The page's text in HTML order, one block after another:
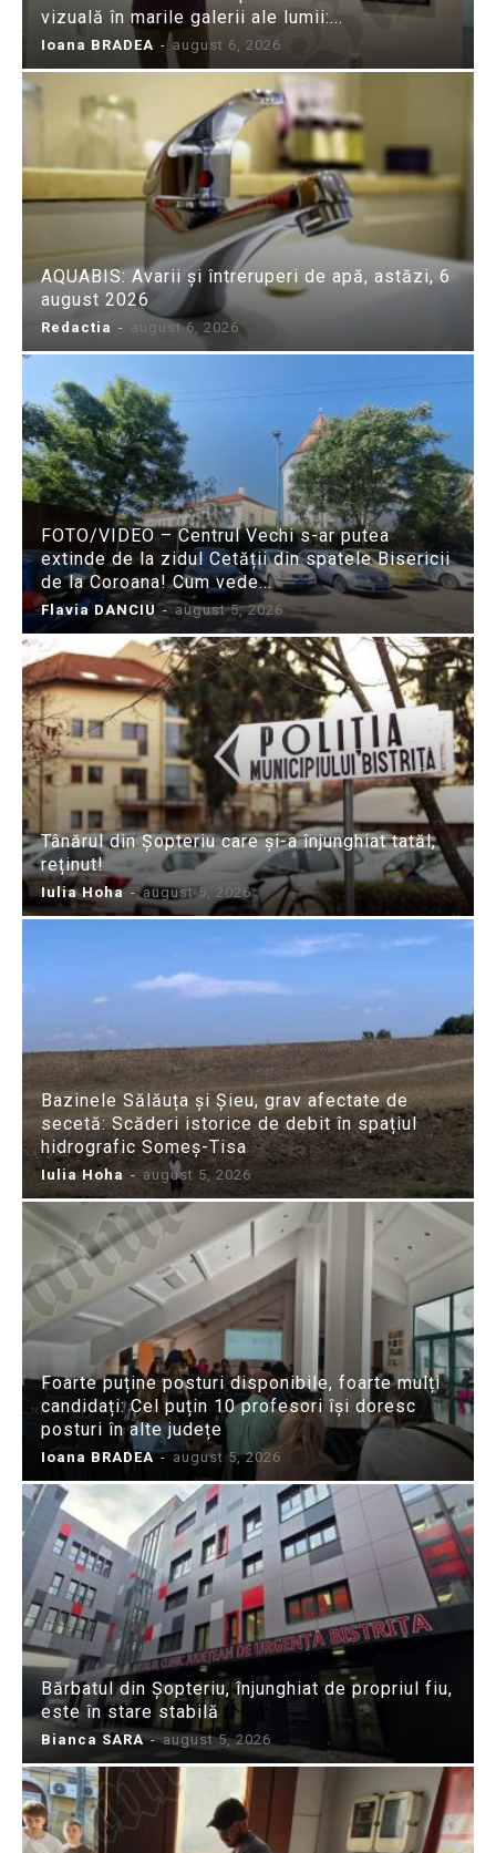
vizuală în marile galerii ale lumii:...
Ioana BRADEA - august 6, 2026
AQUABIS: Avarii și întreruperi de apă, astăzi, 6
august 2026
Redactia - august 6, 2026
FOTO/VIDEO – Centrul Vechi s-ar putea
extinde de la zidul Cetății din spatele Bisericii
de la Coroana! Cum vede...
Flavia DANCIU - august 5, 2026
Tânărul din Șopteriu care și-a înjunghiat tatăl,
reținut!
Iulia Hoha - august 5, 2026
Bazinele Sălăuța și Șieu, grav afectate de
secetă: Scăderi istorice de debit în spațiul
hidrografic Someș-Tisa
Iulia Hoha - august 5, 2026
Foarte puține posturi disponibile, foarte mulți
candidați: Cel puțin 10 profesori își doresc
posturi în alte județe
Ioana BRADEA - august 5, 2026
Bărbatul din Șopteriu, înjunghiat de propriul fiu,
este în stare stabilă
Bianca SARA - august 5, 2026